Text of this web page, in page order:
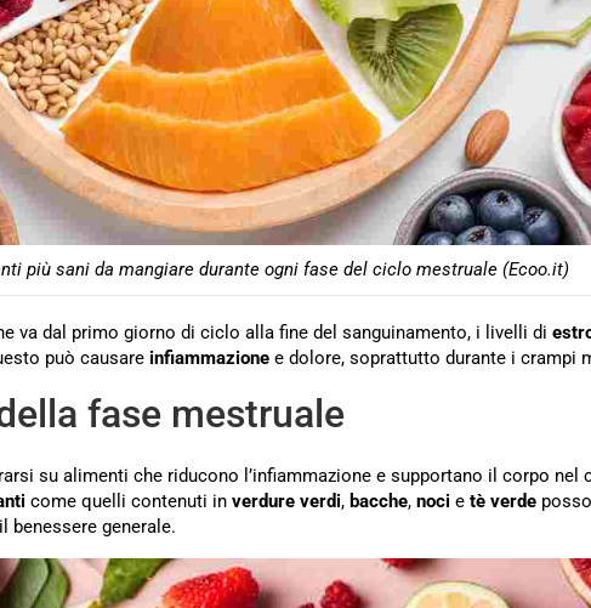
più sani da mangiare durante ogni fase del ciclo mestruale (Ecoo.it)
va dal primo giorno di ciclo alla fine del sanguinamento, i livelli di
può causare infiammazione e dolore, soprattutto durante i crampi
fase mestruale
su alimenti che riducono l’infiammazione e supportano il corpo nel
come quelli contenuti in verdure verdi, bacche, noci e tè verde
benessere generale.